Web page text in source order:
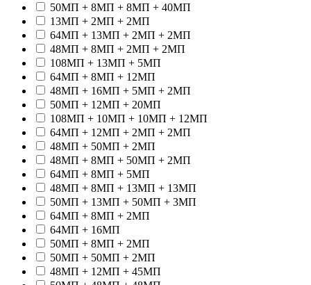
50МП + 8МП + 8МП + 40МП
13МП + 2МП + 2МП
64МП + 13МП + 2МП + 2МП
48МП + 8МП + 2МП + 2МП
108МП + 13МП + 5МП
64МП + 8МП + 12МП
48МП + 16МП + 5МП + 2МП
50МП + 12МП + 20МП
108МП + 10МП + 10МП + 12МП
64МП + 12МП + 2МП + 2МП
48МП + 50МП + 2МП
48МП + 8МП + 50МП + 2МП
64МП + 8МП + 5МП
48МП + 8МП + 13МП + 13МП
50МП + 13МП + 50МП + 3МП
64МП + 8МП + 2МП
64МП + 16МП
50МП + 8МП + 2МП
50МП + 50МП + 2МП
48МП + 12МП + 45МП